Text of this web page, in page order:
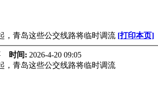
，青岛这些公交线路将临时调流 [打印本页]
时间: 2026-4-20 09:05
，青岛这些公交线路将临时调流